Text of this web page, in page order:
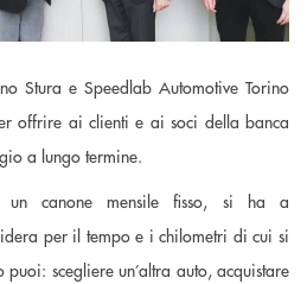
Stura e Speedlab Automotive Torino
offrire ai clienti e ai soci della banca
a lungo termine.
un canone mensile fisso, si ha a
per il tempo e i chilometri di cui si
scegliere un’altra auto, acquistare